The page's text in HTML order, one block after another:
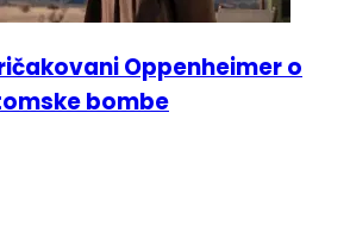
Oppenheimer o
bombe